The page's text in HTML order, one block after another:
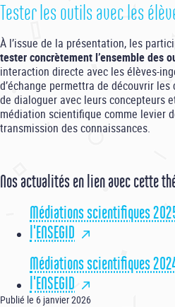
Tester les outils avec les
À l’issue de la présentation, les
tester concrètement l’ensemble des
interaction directe avec les élèves-
d’échange permettra de découvrir
de dialoguer avec leurs concepteurs
médiation scientifique comme levier
transmission des connaissances.
Nos actualités en lien avec cette
Médiations scientifiques
l'ENSEGID
Médiations scientifiques
l'ENSEGID
Publié le 6 janvier 2026